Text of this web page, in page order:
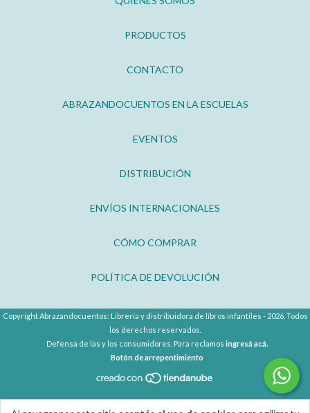
PRODUCTOS
CONTACTO
ABRAZANDOCUENTOS EN LA ESCUELAS
EVENTOS
DISTRIBUCIÓN
ENVÍOS INTERNACIONALES
CÓMO COMPRAR
POLÍTICA DE DEVOLUCIÓN
Copyright Abrazandocuentos: Librería y distribuidora de libros infantiles - 2026. Todos
los derechos reservados.
Defensa de las y los consumidores. Para reclamos ingresá acá.
Botón de arrepentimiento